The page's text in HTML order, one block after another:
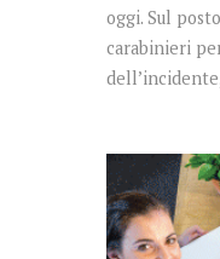
oggi. Sul
carabinieri